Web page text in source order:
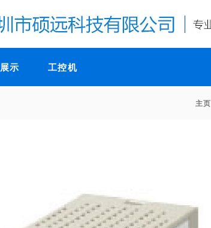
示 工控机
主页